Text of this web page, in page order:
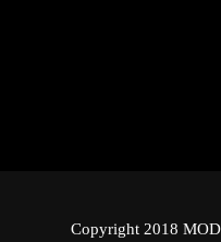
Copyright 2018